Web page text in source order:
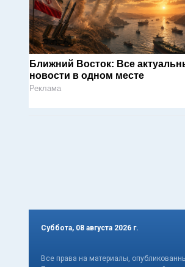
Ближний Восток: Все
новости в одном месте
Реклама
Суббота, 08 августа 2026 г.
Все права на материалы,